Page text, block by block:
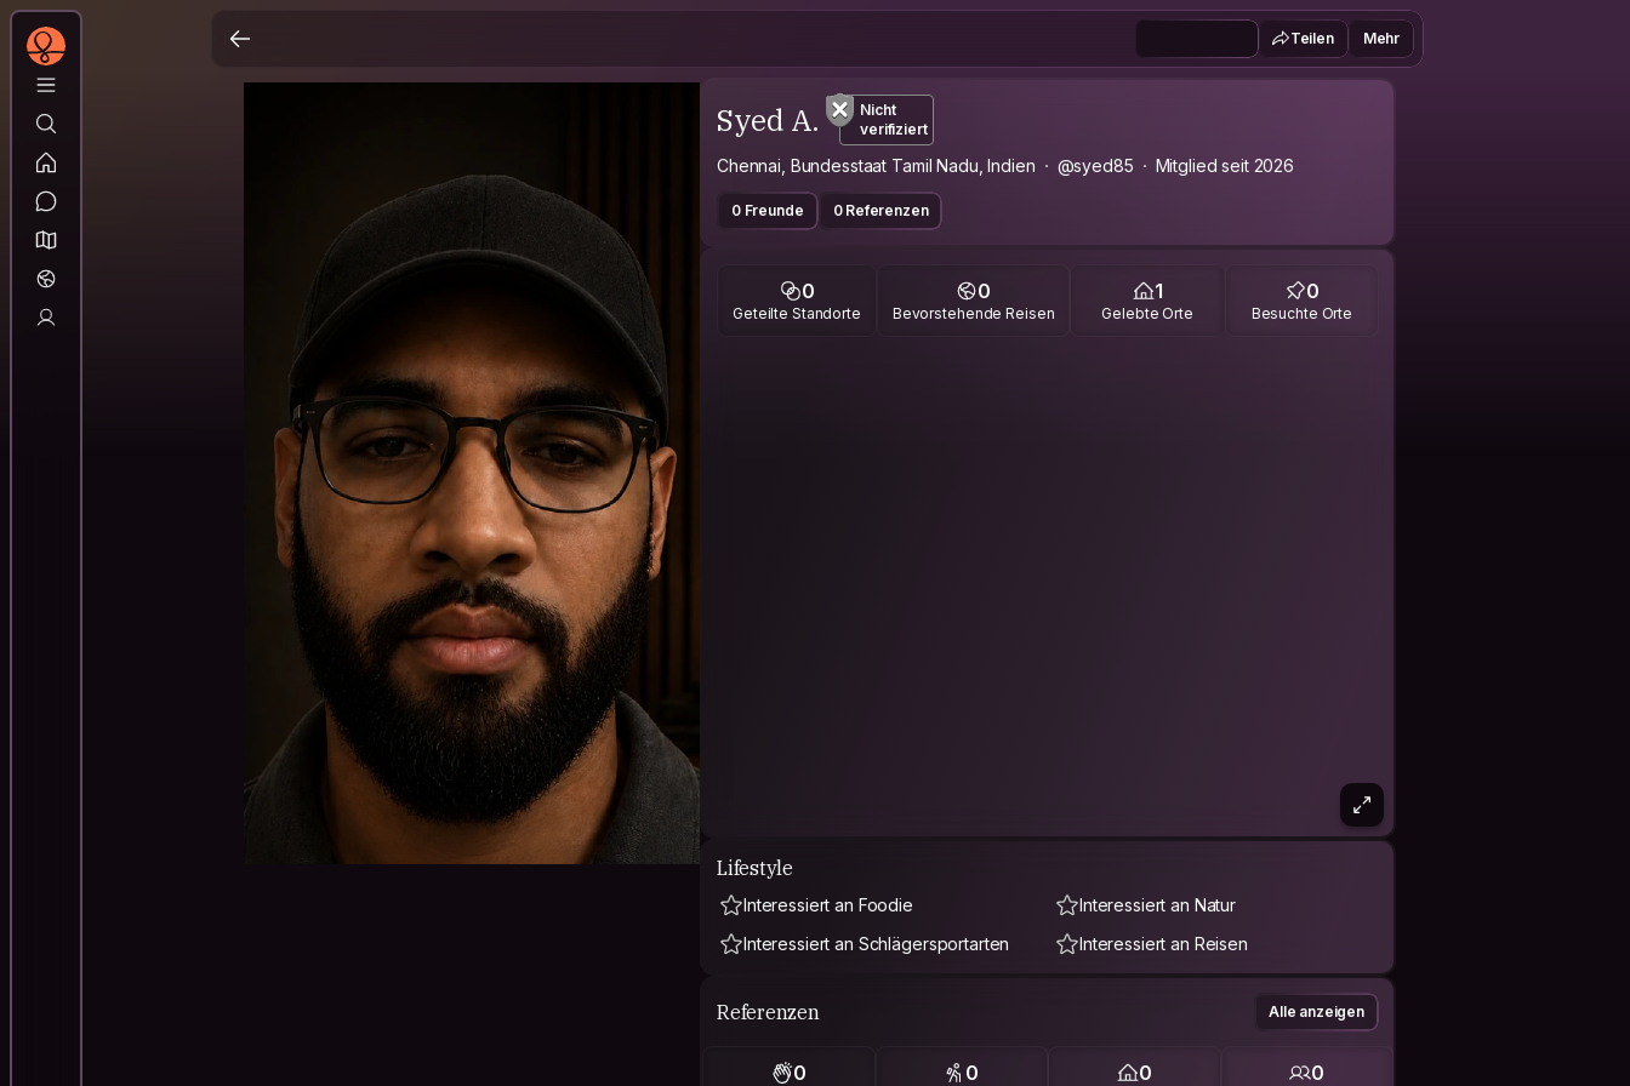
Teilen Mehr
Syed A.
Nicht
verifiziert
Chennai, Bundesstaat Tamil Nadu, Indien @syed85 Mitglied seit 2026
0 Freunde 0 Referenzen
0
Geteilte Standorte
0
Bevorstehende Reisen
1
Gelebte Orte
0
Besuchte Orte
Lifestyle
Interessiert an Foodie
Interessiert an Natur
Interessiert an Schlägersportarten
Interessiert an Reisen
Referenzen Alle anzeigen
0 0 0 0